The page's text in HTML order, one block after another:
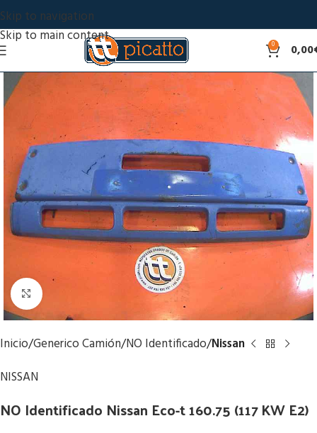
Skip to navigation
Skip to main content
0 0,00
Click to enlarge
Inicio Generico Camión NO Identificado Nissan
NISSAN
NO Identificado Nissan Eco-t 160.75 (117 KW E2)